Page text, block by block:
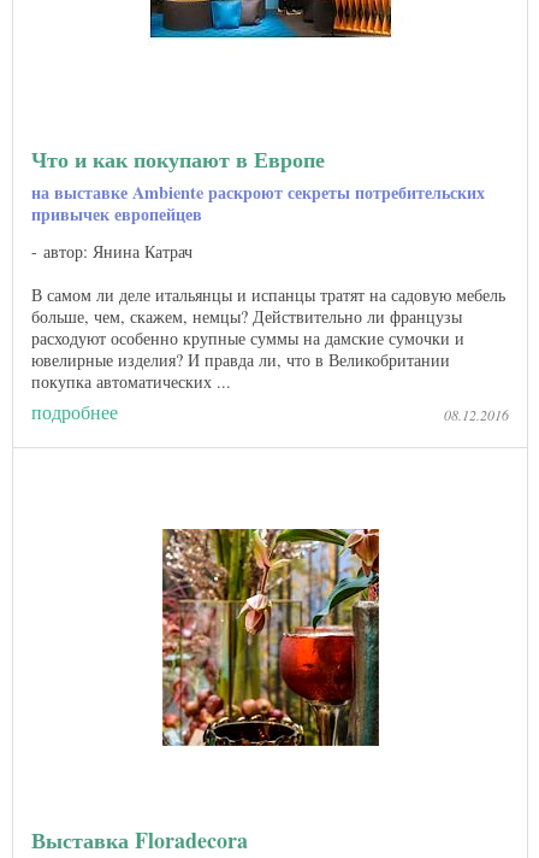
Что и как покупают в Европе
на выставке Ambiente раскроют секреты потребительских
привычек европейцев
автор: Янина Катрач
В самом ли деле итальянцы и испанцы тратят на садовую мебель
больше, чем, скажем, немцы? Действительно ли французы
расходуют особенно крупные суммы на дамские сумочки и
ювелирные изделия? И правда ли, что в Великобритании
покупка автоматических ...
подробнее 08.12.2016
Выставка Floradecora